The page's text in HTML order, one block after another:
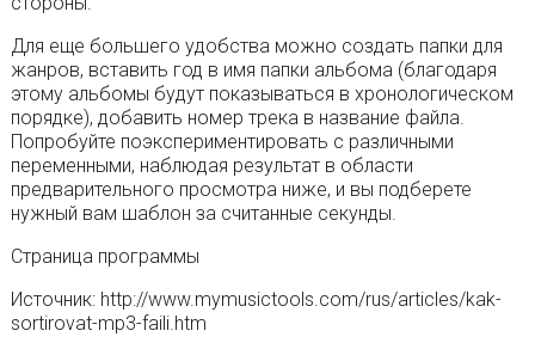
Для еще большего удобства можно создать папки для
жанров, вставить год в имя папки альбома (благодаря
этому альбомы будут показываться в хронологическом
порядке), добавить номер трека в название файла.
Попробуйте поэкспериментировать с различными
переменными, наблюдая результат в области
предварительного просмотра ниже, и вы подберете
нужный вам шаблон за считанные секунды.
Страница программы
Источник: http://www.mymusictools.com/rus/articles/kak-
sortirovat-mp3-faili.htm